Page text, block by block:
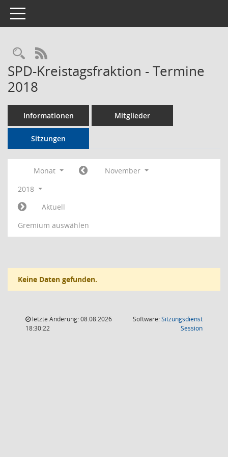
Toggle navigation
Rechercheauswahl
RSS-Feed
SPD-Kreistagsfraktion - Termine
2018
Informationen Mitglieder
Sitzungen
Monat
November
2018
Aktuell
Gremium auswählen
Keine Daten gefunden.
letzte Änderung: 08.08.2026
18:30:22
Software:Sitzungsdienst
Session(Wird in